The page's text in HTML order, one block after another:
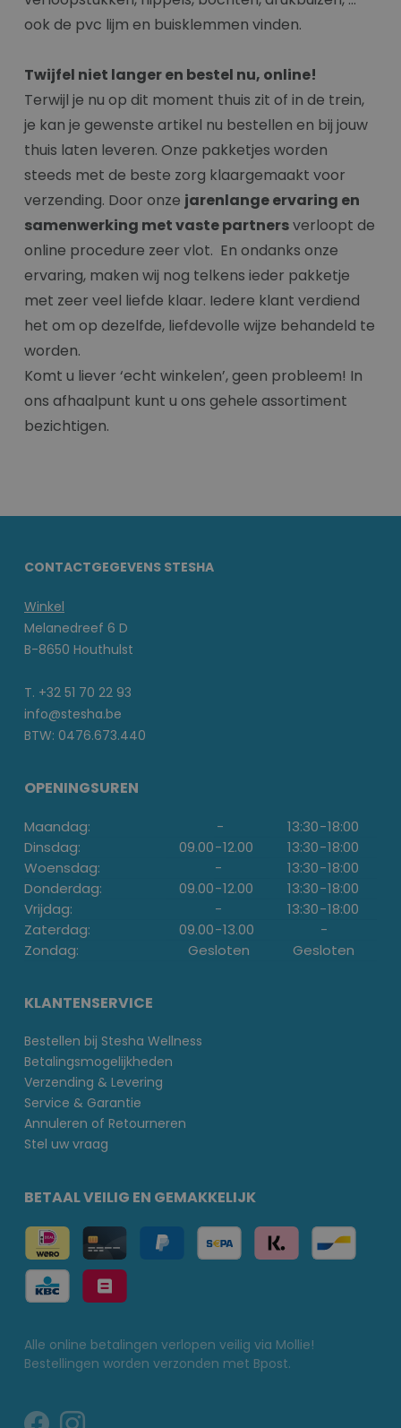
ook de pvc lijm en buisklemmen vinden.
Twijfel niet langer en bestel nu, online!
Terwijl je nu op dit moment thuis zit of in de trein,
je kan je gewenste artikel nu bestellen en bij jouw
thuis laten leveren. Onze pakketjes worden
steeds met de beste zorg klaargemaakt voor
verzending. Door onze jarenlange ervaring en
samenwerking met vaste partnersverloopt de
online procedure zeer vlot. En ondanks onze
ervaring, maken wij nog telkens ieder pakketje
met zeer veel liefde klaar. Iedere klant verdiend
het om op dezelfde, liefdevolle wijze behandeld te
worden.
Komt u liever ‘echt winkelen’, geen probleem! In
ons afhaalpunt kunt u ons gehele assortiment
bezichtigen.
CONTACTGEGEVENS STESHA
Winkel
Melanedreef 6 D
B-8650 Houthulst
T. +32 51 70 22 93
info@stesha.be
BTW: 0476.673.440
OPENINGSUREN
Maandag: - 13:30-18:00
Dinsdag:
09.00-12.00 13:30-18:00
Woensdag:
- 13:30-18:00
Donderdag:
09.00-12.00 13:30-18:00
Vrijdag:
- 13:30-18:00
Zaterdag:
09.00-13.00
-
Zondag:
Gesloten Gesloten
KLANTENSERVICE
Bestellen bij Stesha Wellness
Betalingsmogelijkheden
Verzending & Levering
Service & Garantie
Annuleren of Retourneren
Stel uw vraag
BETAAL VEILIG EN GEMAKKELIJK
Alle online betalingen verlopen veilig via Mollie!
Bestellingen worden verzonden met Bpost.